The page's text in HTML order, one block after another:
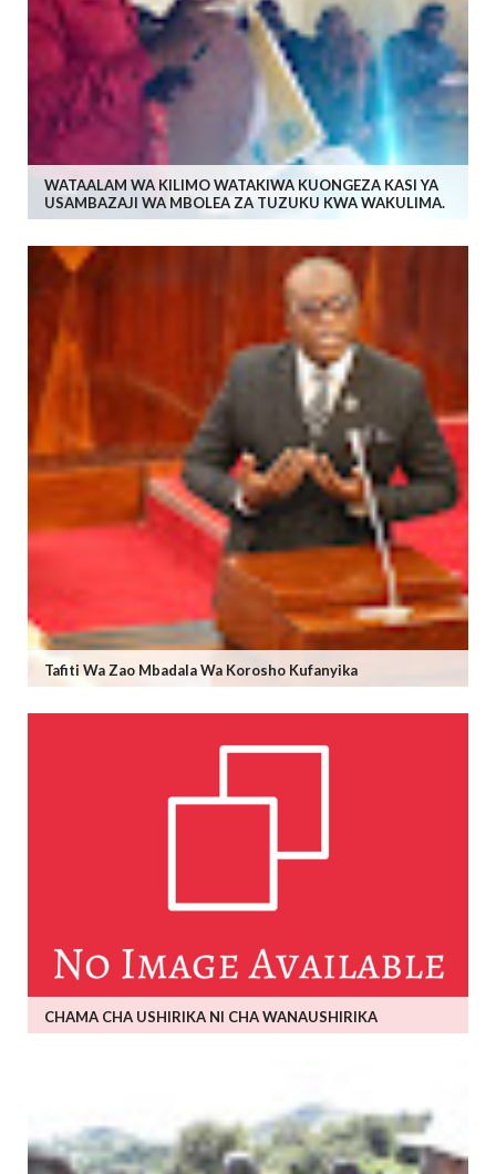
WATAALAM WA KILIMO WATAKIWA KUONGEZA KASI YA
USAMBAZAJI WA MBOLEA ZA TUZUKU KWA WAKULIMA.
Tafiti Wa Zao Mbadala Wa Korosho Kufanyika
CHAMA CHA USHIRIKA NI CHA WANAUSHIRIKA